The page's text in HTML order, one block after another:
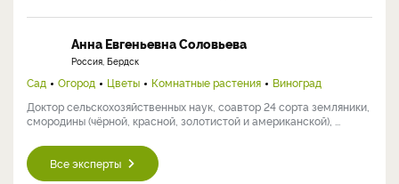
Анна Евгеньевна Соловьева
Россия, Бердск
Сад Огород Цветы Комнатные растения
Виноград
Доктор сельскохозяйственных наук, соавтор 24 сорта земляники,
смородины (чёрной, красной, золотистой и американской), ...
Все эксперты